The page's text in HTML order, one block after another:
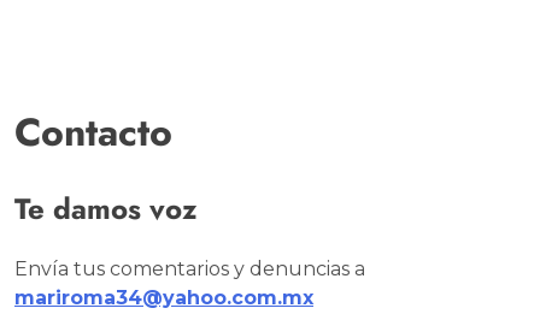
Contacto
Te damos voz
Envía tus comentarios y denuncias a
mariroma34@yahoo.com.mx